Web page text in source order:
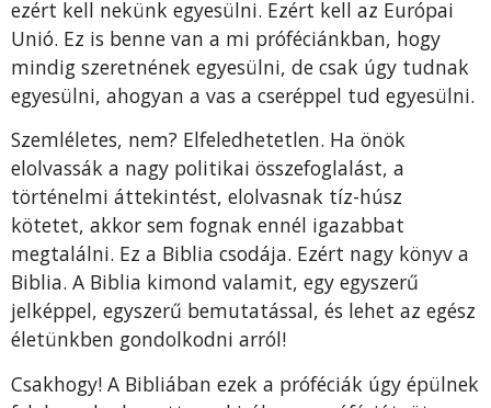
ezért kell nekünk egyesülni. Ezért kell az Európai
Unió. Ez is benne van a mi próféciánkban, hogy
mindig szeretnének egyesülni, de csak úgy tudnak
egyesülni, ahogyan a vas a cseréppel tud egyesülni.
Szemléletes, nem? Elfeledhetetlen. Ha önök
elolvassák a nagy politikai összefoglalást, a
történelmi áttekintést, elolvasnak tíz-húsz
kötetet, akkor sem fognak ennél igazabbat
megtalálni. Ez a Biblia csodája. Ezért nagy könyv a
Biblia. A Biblia kimond valamit, egy egyszerű
jelképpel, egyszerű bemutatással, és lehet az egész
életünkben gondolkodni arról!
Csakhogy! A Bibliában ezek a próféciák úgy épülnek